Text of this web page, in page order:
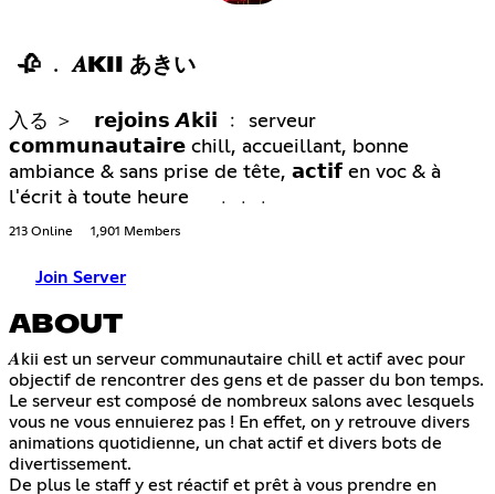
🥀 ﹒ 𝑨KII あきい
入る ＞ 𝗿𝗲𝗷𝗼𝗶𝗻𝘀 𝘼𝗸𝗶𝗶 ﹕ serveur
𝗰𝗼𝗺𝗺𝘂𝗻𝗮𝘂𝘁𝗮𝗶𝗿𝗲 chill, accueillant, bonne
ambiance & sans prise de tête, 𝗮𝗰𝘁𝗶𝗳 en voc & à
l'écrit à toute heure ﹒﹒﹒
213 Online 1,901 Members
Join Server
ABOUT
𝑨kii est un serveur communautaire chill et actif avec pour
objectif de rencontrer des gens et de passer du bon temps.
Le serveur est composé de nombreux salons avec lesquels
vous ne vous ennuierez pas ! En effet, on y retrouve divers
animations quotidienne, un chat actif et divers bots de
divertissement.
De plus le staff y est réactif et prêt à vous prendre en